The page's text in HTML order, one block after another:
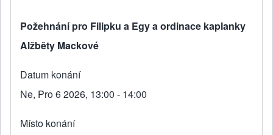
Požehnání pro Filipku a Egy a ordinace kaplanky
Alžběty Mackové
Datum konání
Ne, Pro 6 2026, 13:00 - 14:00
Místo konání